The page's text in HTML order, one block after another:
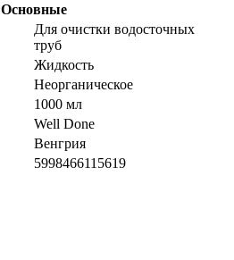
Основные
Для очистки водосточных
труб
Жидкость
Неорганическое
1000 мл
Well Done
Венгрия
5998466115619